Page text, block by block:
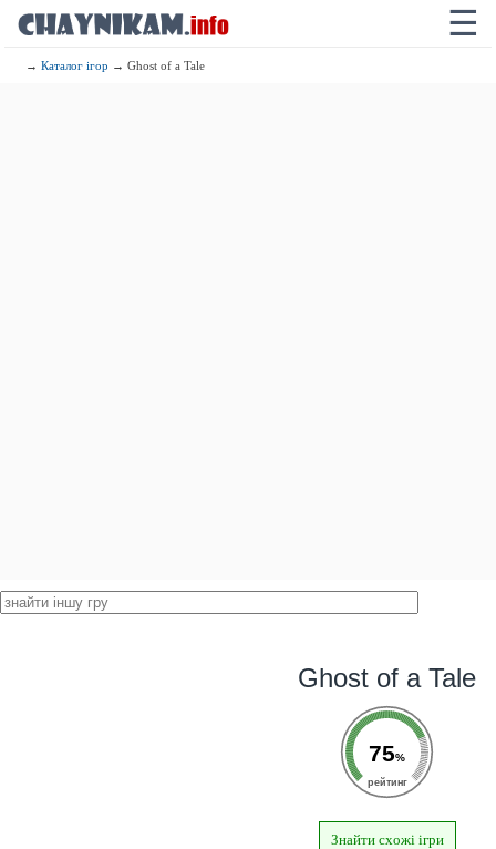
☰
→Каталог ігор → Ghost of a Tale
Ghost of a Tale
75%
рейтинг
Знайти схожі ігри